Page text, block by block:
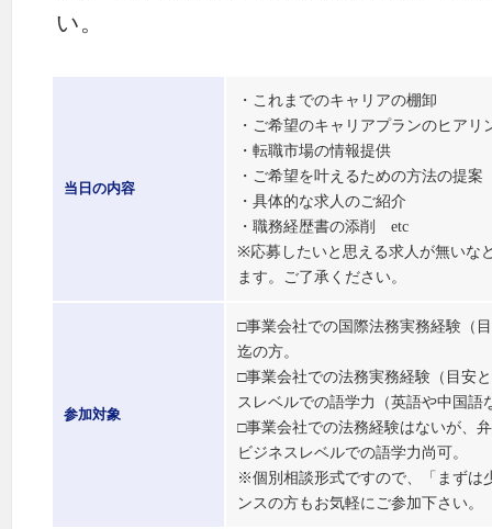
い。
当日の内容
・これまでのキャリアの棚卸
・ご希望のキャリアプランのヒアリ
・転職市場の情報提供
・ご希望を叶えるための方法の提案
・具体的な求人のご紹介
・職務経歴書の添削 etc
※応募したいと思える求人が無いな
ます。ご了承ください。
参加対象
□事業会社での国際法務実務経験（
迄の方。
□事業会社での法務実務経験（目安
スレベルでの語学力（英語や中国語
□事業会社での法務経験はないが、
ビジネスレベルでの語学力尚可。
※個別相談形式ですので、「まずは
ンスの方もお気軽にご参加下さい。